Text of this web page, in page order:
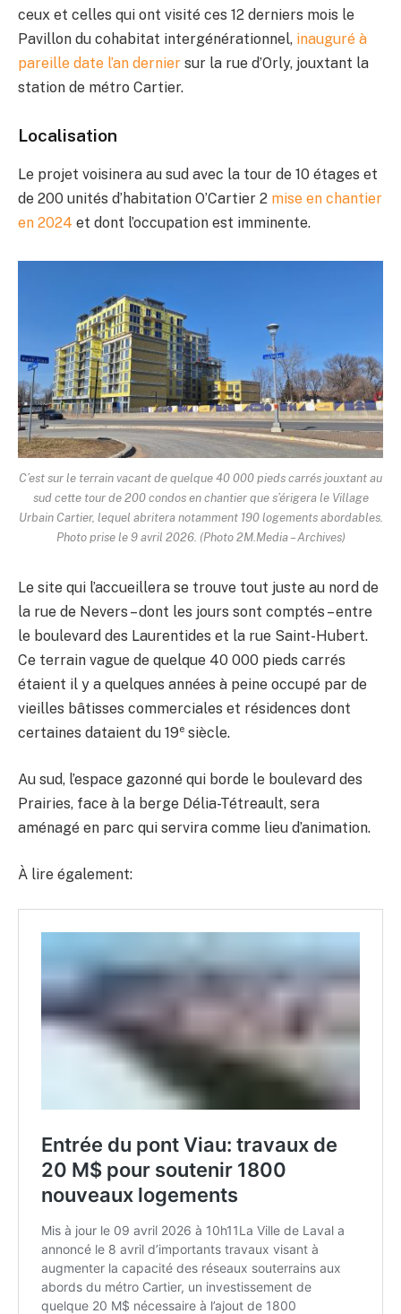
ceux et celles qui ont visité ces 12 derniers mois le
Pavillon du cohabitat intergénérationnel, inauguré à
pareille date l’an dernier sur la rue d’Orly, jouxtant la
station de métro Cartier.
Localisation
Le projet voisinera au sud avec la tour de 10 étages et
de 200 unités d’habitation O’Cartier 2 mise en chantier
en 2024 et dont l’occupation est imminente.
C’est sur le terrain vacant de quelque 40 000 pieds carrés jouxtant au
sud cette tour de 200 condos en chantier que s’érigera le Village
Urbain Cartier, lequel abritera notamment 190 logements abordables.
Photo prise le 9 avril 2026. (Photo 2M.Media – Archives)
Le site qui l’accueillera se trouve tout juste au nord de
la rue de Nevers – dont les jours sont comptés – entre
le boulevard des Laurentides et la rue Saint-Hubert.
Ce terrain vague de quelque 40 000 pieds carrés
étaient il y a quelques années à peine occupé par de
vieilles bâtisses commerciales et résidences dont
certaines dataient du 19e siècle.
Au sud, l’espace gazonné qui borde le boulevard des
Prairies, face à la berge Délia-Tétreault, sera
aménagé en parc qui servira comme lieu d’animation.
À lire également: